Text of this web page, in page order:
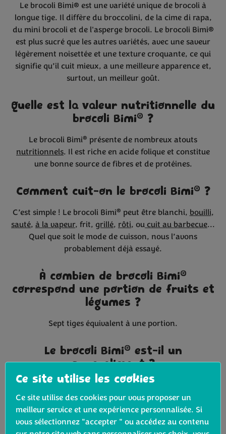
Le brocoli Bimi® est une variété unique de brocoli à
longue tige. Il diffère du broccolini, de la cime di rapa,
du mini brocoli et de l'asperge brocoli. Le brocoli Bimi®
est plus sucré que les autres variétés, avec une saveur
légèrement noisettée et une texture croquante, ce qui
signifie qu’il cuit mieux, a une meilleure apparence et,
surtout, un meilleur goût.
Quelle est la valeur nutritionnelle du
brocoli Bimi® ?
Le brocoli Bimi® présente de nombreux atouts
nutritionnels. Il est riche en acide folique et constitue
une bonne source de fibres et de protéines.
Comment cuit-on le brocoli Bimi® ?
C’est simple ! Le brocoli Bimi® peut être blanchi, bouilli,
sauté, à la vapeur, frit, grillé, rôti, ou cuit au barbecue...
Quel que soit le mode de cuisson, nous l’avons
probablement déjà essayé.
À combien de brocoli Bimi®
correspond une portion de fruits et
légumes ?
Sept tiges équivalent à une portion.
Le brocoli Bimi® est-il un
superaliment ?
Oui, avec de nombreux avantages pour la santé, ce
légume à tige est un superaliment. Il est riche en fibres
et en protéines et très pauvre en sel et en matières
grasses.
Ce site utilise les cookies
Ce site utilise des cookies pour vous proposer un
meilleur service et une expérience personnalisée. Si
vous sélectionnez "accepter " ou accédez au contenu